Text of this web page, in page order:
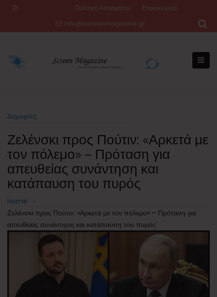
Πολιτική Απορρήτου
Επικοινωνία
info@screenmagazine.gr
Δημοφιλή
Ζελένσκι προς Πούτιν: «Αρκετά με
τον πόλεμο» – Πρόταση για
απευθείας συνάντηση και
κατάπαυση του πυρός
Home
Ζελένσκι προς Πούτιν: «Αρκετά με τον πόλεμο» – Πρόταση για
απευθείας συνάντηση και κατάπαυση του πυρός